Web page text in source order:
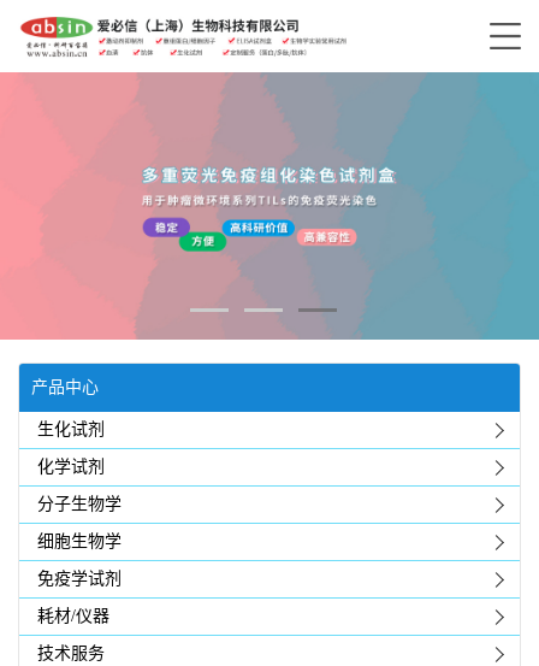
产品中心
生化试剂
化学试剂
分子生物学
细胞生物学
免疫学试剂
耗材/仪器
技术服务